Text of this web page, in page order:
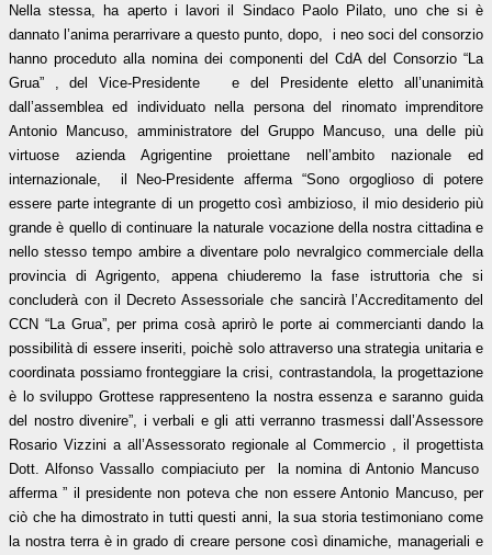
Nella stessa, ha aperto i lavori il Sindaco Paolo Pilato, uno che si è
dannato l’anima perarrivare a questo punto, dopo,
i neo soci del consorzio
hanno proceduto alla nomina dei componenti del CdA del Consorzio “La
Grua” , del Vice-Presidente
e del Presidente eletto all’unanimità
dall’assemblea ed individuato nella persona del rinomato imprenditore
Antonio Mancuso, amministratore del Gruppo Mancuso, una delle più
virtuose azienda Agrigentine proiettane nell’ambito nazionale ed
internazionale,
il Neo-Presidente afferma “Sono orgoglioso di potere
essere parte integrante di un progetto così ambizioso, il mio desiderio più
grande è quello di continuare la naturale vocazione della nostra cittadina e
nello stesso tempo ambire a diventare polo nevralgico commerciale della
provincia di Agrigento, appena chiuderemo la fase istruttoria che si
concluderà con il Decreto Assessoriale che sancirà l’Accreditamento del
CCN “La Grua”, per prima cosà aprirò le porte ai commercianti dando la
possibilità di essere inseriti, poichè solo attraverso una strategia unitaria e
coordinata possiamo fronteggiare la crisi, contrastandola, la progettazione
è lo sviluppo Grottese rappresenteno la nostra essenza e saranno guida
del nostro divenire”, i verbali e gli atti verranno trasmessi dall’Assessore
Rosario Vizzini a all’Assessorato regionale al Commercio , il progettista
Dott. Alfonso Vassallo compiaciuto per
la nomina di Antonio Mancuso
afferma ” il presidente non poteva che non essere Antonio Mancuso, per
ciò che ha dimostrato in tutti questi anni, la sua storia testimoniano come
la nostra terra è in grado di creare persone così dinamiche, manageriali e